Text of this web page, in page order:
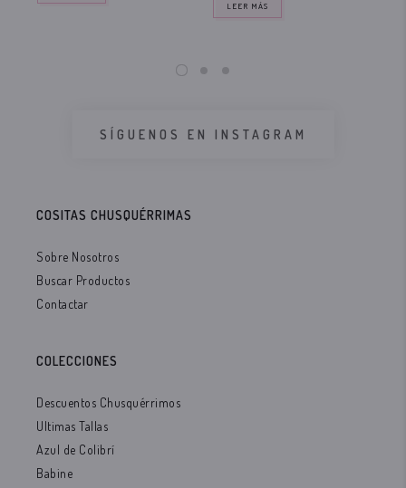
LEER MÁS
SÍGUENOS EN INSTAGRAM
COSITAS CHUSQUÉRRIMAS
Sobre Nosotros
Buscar Productos
Contactar
COLECCIONES
Descuentos Chusquérrimos
Ultimas Tallas
Azul de Colibrí
Babine